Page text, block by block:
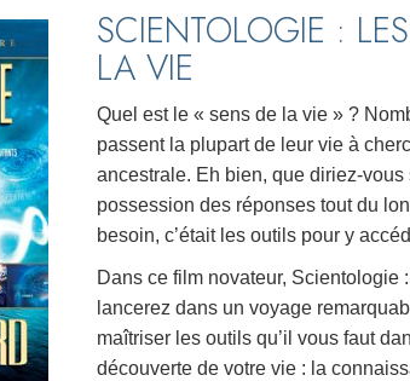
Les scientologues et la Scientologie
Rencontrez un scientologue
À l’intérieur d’une église
Les principes de base de la Scientologie
La Dianétique : Une introduction
Amour et haine –
Qu’est-ce que la grandeur ?
Freewinds
Apporter la
entier
de la
SCIENTOLOGIE :
LA VIE
Quel est le « sens de la vie » ?
passent la plupart de leur vie à
ancestrale. Eh bien, que diriez-
possession des réponses tout du
besoin, c’était les outils pour y
Dans ce film novateur, Scientologie
lancerez dans un voyage
maîtriser les outils qu’il vous faut
découverte de votre vie : la